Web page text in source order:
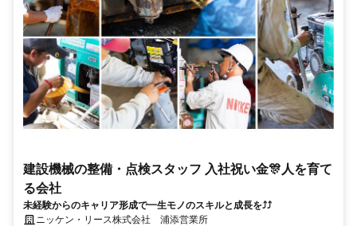
建設機械の整備・点検スタッフ 入社祝い金🎊人を育て
る会社
未経験からのキャリア形成で一生モノのスキルと成長を⤴️⤴️
ニッケン・リース株式会社 浦添営業所